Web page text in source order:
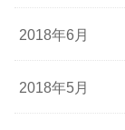
2018年6月
2018年5月